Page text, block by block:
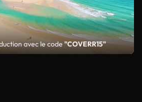
avec le code "COVERR15"